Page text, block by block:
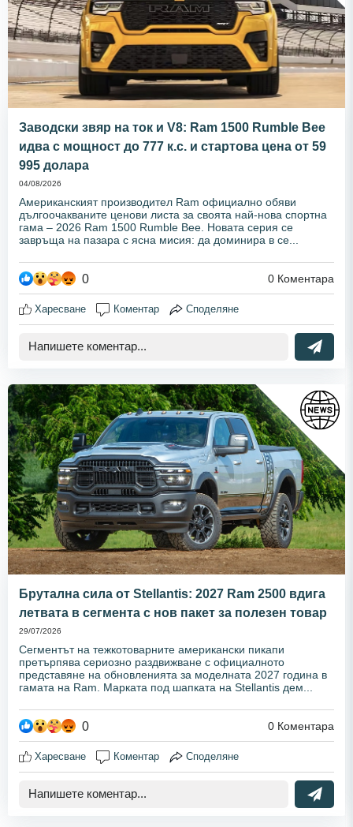
Заводски звяр на ток и V8: Ram 1500 Rumble Bee
идва с мощност до 777 к.с. и стартова цена от 59
995 долара
04/08/2026
Американският производител Ram официално обяви
дългоочакваните ценови листа за своята най-нова спортна
гама – 2026 Ram 1500 Rumble Bee. Новата серия се
завръща на пазара с ясна мисия: да доминира в се...
0 0 Коментара
Харесване Коментар Споделяне
Брутална сила от Stellantis: 2027 Ram 2500 вдига
летвата в сегмента с нов пакет за полезен товар
29/07/2026
Сегментът на тежкотоварните американски пикапи
претърпява сериозно раздвижване с официалното
представяне на обновленията за моделната 2027 година в
гамата на Ram. Марката под шапката на Stellantis дем...
0 0 Коментара
Харесване Коментар Споделяне